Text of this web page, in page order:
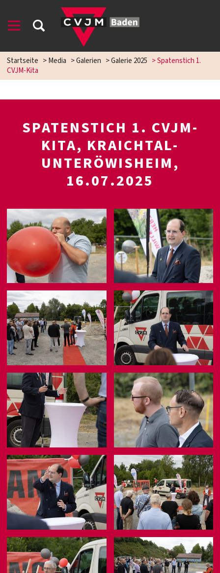
Startseite >Media >Galerien >Galerie 2025 >Spatenstich 1.
CVJM-Kita
SPATENSTICH 1. CVJM-
KITA, KRAICHTAL-
UNTERÖWISHEIM,
16.07.2025